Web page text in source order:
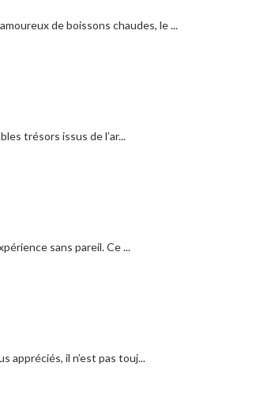
de boissons chaudes, le ...
trésors issus de l’ar...
sans pareil. Ce ...
appréciés, il n’est pas touj...